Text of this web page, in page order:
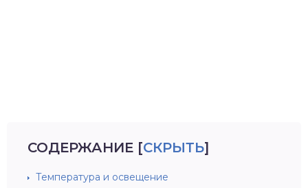
СОДЕРЖАНИЕ [СКРЫТЬ]
Температура и освещение